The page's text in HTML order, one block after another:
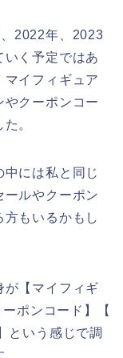
2022年、2023
く予定ではあ
マイフィギュア
クーポンコー
。
には私と同じ
ールやクーポン
もいるかもし
が【マイフィギ
ポンコード】【
という感じで調